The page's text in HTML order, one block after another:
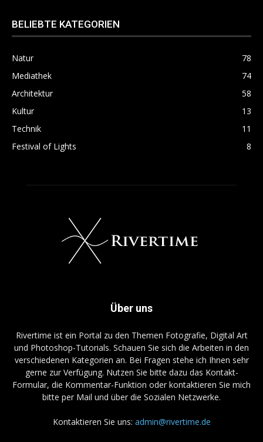
BELIEBTE KATEGORIEN
Natur
78
Mediathek
74
Architektur
58
Kultur
13
Technik
11
Festival of Lights
8
Über uns
Rivertime ist ein Portal zu den Themen Fotografie, Digital Art
und Photoshop-Tutorials. Schauen Sie sich die Arbeiten in den
verschiedenen Kategorien an. Bei Fragen stehe ich Ihnen sehr
gerne zur Verfügung. Nutzen Sie bitte dazu das Kontakt-
Formular, die Kommentar-Funktion oder kontaktieren Sie mich
bitte per Mail und über die Sozialen Netzwerke.
Kontaktieren Sie uns: admin@rivertime.de